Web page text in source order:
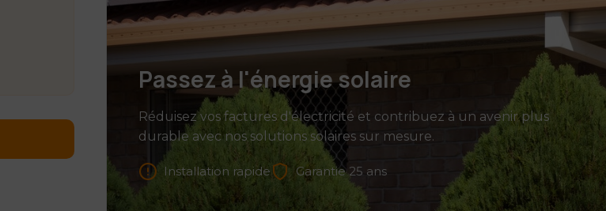
Passez à l'énergie solaire
Réduisez vos factures d'électricité et contribuez à un avenir plus
durable avec nos solutions solaires sur mesure.
Installation rapide Garantie 25 ans